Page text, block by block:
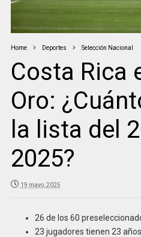
Home Deportes Selección Nacional
Costa Rica
Oro:
la lista del
2025?
19 mayo, 2025
26 de los 60
23 jugadores tienen 23